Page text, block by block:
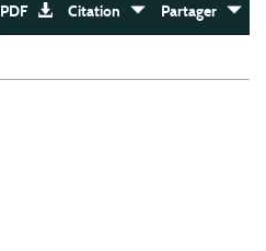
PDF Citation Partager